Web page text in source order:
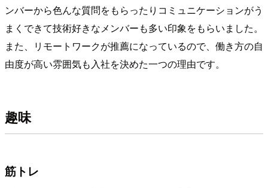
ンバーから色んな質問をもらったりコミュニケーションがう
まくできて技術好きなメンバーも多い印象をもらいました。
また、リモートワークが推薦になっているので、働き方の自
由度が高い雰囲気も入社を決めた一つの理由です。
趣味
筋トレ